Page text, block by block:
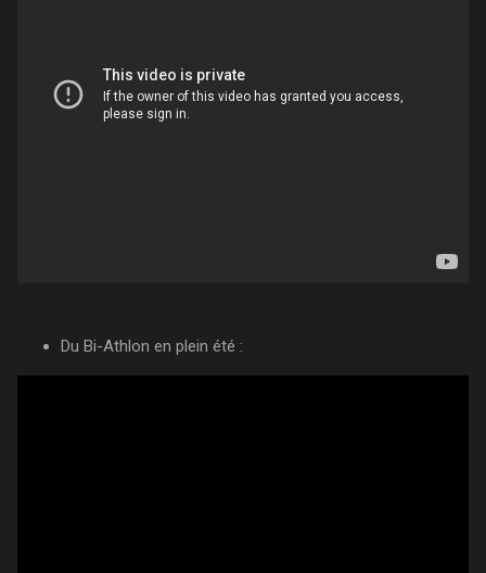
Du Bi-Athlon en plein été :